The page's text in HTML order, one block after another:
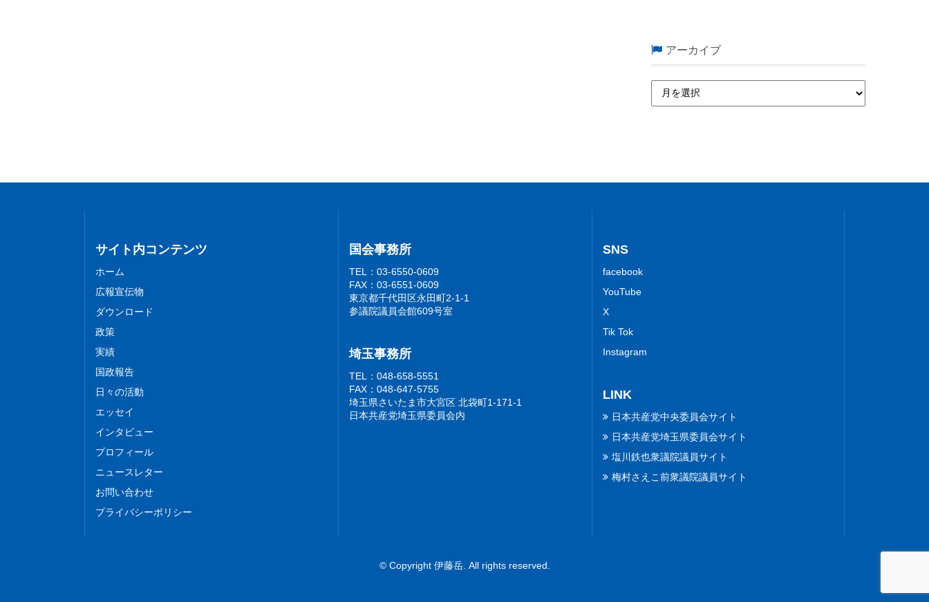
アーカイブ
サイト内コンテンツ
ホーム
広報宣伝物
ダウンロード
政策
実績
国政報告
日々の活動
エッセイ
インタビュー
プロフィール
ニュースレター
お問い合わせ
プライバシーポリシー
国会事務所
TEL：03-6550-0609
FAX：03-6551-0609
東京都千代田区永田町2-1-1
参議院議員会館609号室
埼玉事務所
TEL：048-658-5551
FAX：048-647-5755
埼玉県さいたま市大宮区 北袋町1-171-1
日本共産党埼玉県委員会内
SNS
facebook
YouTube
X
Tik Tok
Instagram
LINK
日本共産党中央委員会サイト
日本共産党埼玉県委員会サイト
塩川鉄也衆議院議員サイト
梅村さえこ前衆議院議員サイト
© Copyright 伊藤岳. All rights reserved.